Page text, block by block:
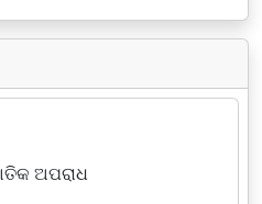
ଅପରାଧ